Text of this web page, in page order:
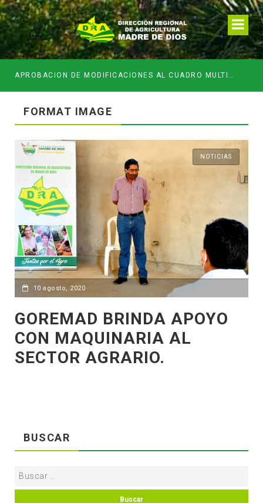
APROBACION DE MODIFICACIONES AL CUADRO MULTIANUAL DE NECESIDADESDE DE LA DIRECCION REGIONAL DE DESARROLLO AGROPECUARIO Y RIEGO MES DE MAYO
FORMAT IMAGE
NOTICIAS
10 agosto, 2020
GOREMAD BRINDA APOYO
CON MAQUINARIA AL
SECTOR AGRARIO.
BUSCAR